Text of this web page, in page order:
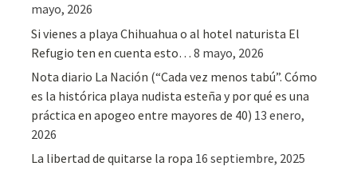
mayo, 2026
Si vienes a playa Chihuahua o al hotel naturista El
Refugio ten en cuenta esto… 8 mayo, 2026
Nota diario La Nación (“Cada vez menos tabú”. Cómo
es la histórica playa nudista esteña y por qué es una
práctica en apogeo entre mayores de 40) 13 enero,
2026
La libertad de quitarse la ropa 16 septiembre, 2025